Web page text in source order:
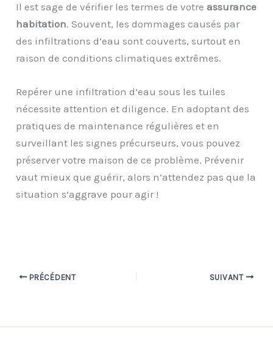
Il est sage de vérifier les termes de votreassurance
habitation. Souvent, les dommages causés par
des infiltrations d’eau sont couverts, surtout en
raison de conditions climatiques extrêmes.
Repérer une infiltration d’eau sous les tuiles
nécessite attention et diligence. En adoptant des
pratiques de maintenance régulières et en
surveillant les signes précurseurs, vous pouvez
préserver votre maison de ce problème. Prévenir
vaut mieux que guérir, alors n’attendez pas que la
situation s’aggrave pour agir !
PRÉCÉDENT SUIVANT